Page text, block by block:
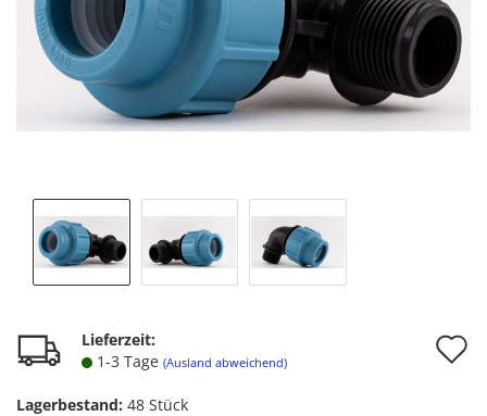
Lieferzeit:
1-3 Tage (Ausland abweichend)
Lagerbestand: 48 Stück